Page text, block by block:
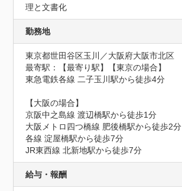
理と文書化
勤務地
東京都世田谷区玉川／大阪府大阪市北区
最寄駅：【最寄り駅】【東京の場合】
東急電鉄各線 二子玉川駅から徒歩4分
【大阪の場合】
京阪中之島線 渡辺橋駅から徒歩1分
大阪メトロ四つ橋線 肥後橋駅から徒歩2分
各線 淀屋橋駅から徒歩7分
JR東西線 北新地駅から徒歩7分
給与・報酬